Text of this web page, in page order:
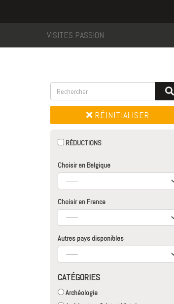
VISITES PASSION
RÉINITIALISER
RÉDUCTIONS
Choisir en Belgique
Choisir en France
Autres pays disponibles
CATÉGORIES
Archéologie